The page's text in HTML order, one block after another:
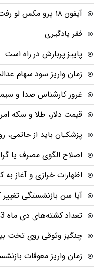
آیفون ۱۸ پرو مکس لو رفت!
فقر یادگیری
پاییز پربارش در راه است
زمان واریز سود سهام
غرور کارشناس صدا و
قیمت دلار، طلا و سکه امروز ۱۹ مرداد
پزشکیان باید از خاتمی،
اصلاح الگوی مصرف یا
اظهارات خرازی و آغاز به
آیا سن بازنشستگی
تعداد کشته‌های دی ماه 3 هزار نفر یا 30 هزار نفر؟
چنگیز وثوقی روی تخت
زمان واریز معوقات